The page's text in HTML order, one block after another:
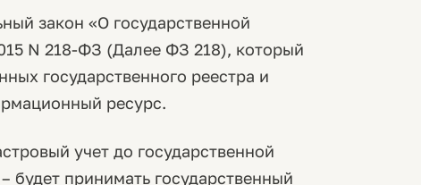
закон «О государственной
N 218-ФЗ (Далее ФЗ 218), который
государственного реестра и
ресурс.
учет до государственной
будет принимать государственный